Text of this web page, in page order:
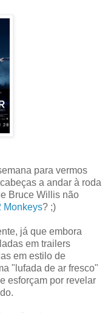
para vermos
a andar à roda
Bruce Willis não
Monkeys? ;)
já que embora
em trailers
em estilo de
"lufada de ar fresco"
esforçam por revelar